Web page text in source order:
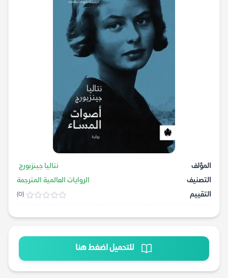
المؤلف
نتاليا جينزبورج
التصنيف
الروايات العالمية المترجمة
التقييم
(0)
للتحميل اضغط هنا